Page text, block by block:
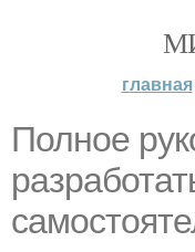
главная
Полное